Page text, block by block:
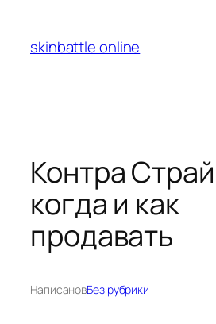
содержимому
skinbattle online
Контра
когда и как
продавать
НаписановБез рубрики